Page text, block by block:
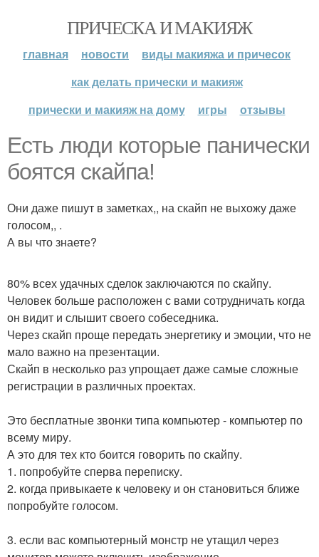
ПРИЧЕСКА И МАКИЯЖ
главная новости
виды макияжа и причесок
как делать прически и макияж
прически и макияж на дому
игры отзывы
Есть люди которые панически
боятся скайпа!
Они даже пишут в заметках,, на скайп не выхожу даже
голосом,, .
А вы что знаете?
80% всех удачных сделок заключаются по скайпу.
Человек больше расположен с вами сотрудничать когда
он видит и слышит своего собеседника.
Через скайп проще передать энергетику и эмоции, что не
мало важно на презентации.
Скайп в несколько раз упрощает даже самые сложные
регистрации в различных проектах.
Это бесплатные звонки типа компьютер - компьютер по
всему миру.
А это для тех кто боится говорить по скайпу.
1. попробуйте сперва переписку.
2. когда привыкаете к человеку и он становиться ближе
попробуйте голосом.
3. если вас компьютерный монстр не утащил через